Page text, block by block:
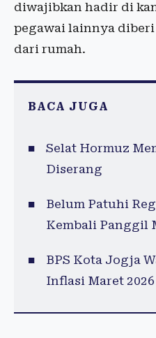
diwajibkan hadir di
pegawai lainnya
dari rumah.
BACA JUGA
Selat Hormuz
Diserang
Belum Patuhi
Kembali Panggil
BPS Kota Jogja
Inflasi Maret 2026